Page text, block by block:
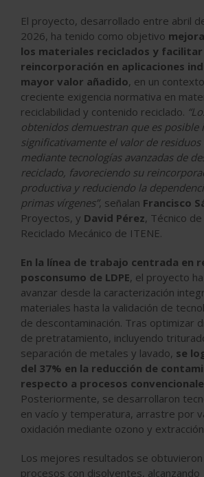
El proyecto, desarrollado entre abril
2026, ha tenido como objetivo
los materiales reciclados y facilitar
reincorporación en aplicaciones
mayor valor añadido, en un
creciente exigencia normativa en
reciclabilidad y contenido reciclado.
obtenidos demuestran que es posible
significativamente el valor de
mediante tecnologías avanzadas de
reciclado, favoreciendo su
productiva y reduciendo la
primas vírgenes”, señalan Francisco
Proyectos, y David Pérez, Técnico
Reciclado Mecánico de ITENE.
En la línea de trabajo centrada en
posconsumo de LDPE, el proyecto
avanzar desde la caracterización
materiales hasta la validación de
de descontaminación. Tras optimizar
de pretratamiento, incluyendo
separación de metales y lavado, se
del 37% en la reducción de
respecto a procesos
Posteriormente, se desarrollaron
en vacío y temperatura, arrastre por
oxidación mediante ozono y
Los mejores resultados se
procesos con disolventes, alcanzando